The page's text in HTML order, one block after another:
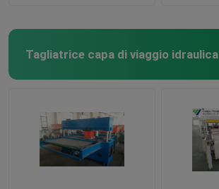
Tagliatrice capa di viaggio idraulica